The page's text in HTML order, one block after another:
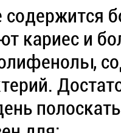
содержится
кариес и